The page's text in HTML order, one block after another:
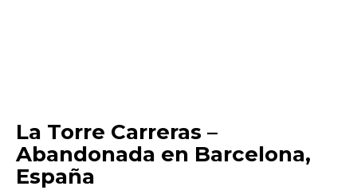
La Torre Carreras –
Abandonada en Barcelona,
España